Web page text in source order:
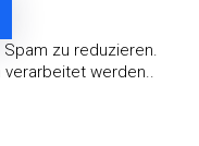
zu reduzieren.
verarbeitet werden..